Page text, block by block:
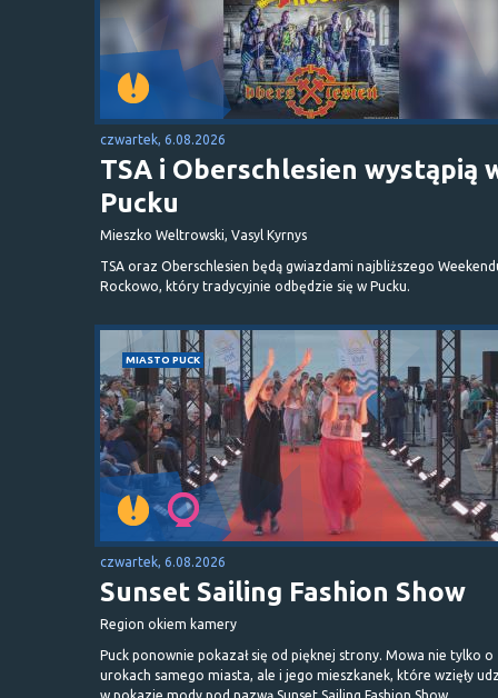
czwartek, 6.08.2026
TSA i Oberschlesien wystąpią
Pucku
Mieszko Weltrowski, Vasyl Kyrnys
TSA oraz Oberschlesien będą gwiazdami najbliższego
Rockowo, który tradycyjnie odbędzie się w Pucku.
MIASTO PUCK
czwartek, 6.08.2026
Sunset Sailing Fashion Show
Region okiem kamery
Puck ponownie pokazał się od pięknej strony. Mowa nie tylko o
urokach samego miasta, ale i jego mieszkanek, które wzięły
w pokazie mody pod nazwą Sunset Sailing Fashion Show.